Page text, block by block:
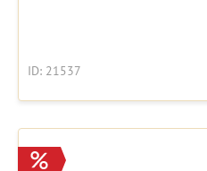
ID: 21537